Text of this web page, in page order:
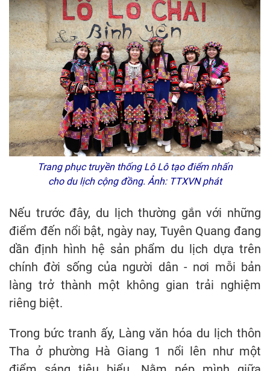
Trang phục truyền thống Lô Lô tạo điểm nhấn
cho du lịch cộng đồng. Ảnh: TTXVN phát
Nếu trước đây, du lịch thường gắn với những
điểm đến nổi bật, ngày nay, Tuyên Quang đang
dần định hình hệ sản phẩm du lịch dựa trên
chính đời sống của người dân - nơi mỗi bản
làng trở thành một không gian trải nghiệm
riêng biệt.
Trong bức tranh ấy, Làng văn hóa du lịch thôn
Tha ở phường Hà Giang 1 nổi lên như một